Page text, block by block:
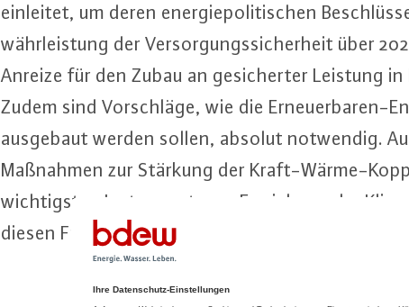
einleitet, um deren en­er­gie­po­li­ti­schen
währ­leis­tung der Ver­sor­gungs­si­cher­heit über
Anreize für den Zubau an ge­si­cher­ter Leistung
Zudem sind Vor­schlä­ge, wie die Er­neu­er­ba­ren-
ausgebaut werden sollen, absolut notwendig.
Maßnahmen zur Stärkung der Kraft-Wär­me-
wich­tigs­ten In­stru­men­te zur Er­rei­chung der
diesen Fragen schon viel zu viel Zeit verloren –